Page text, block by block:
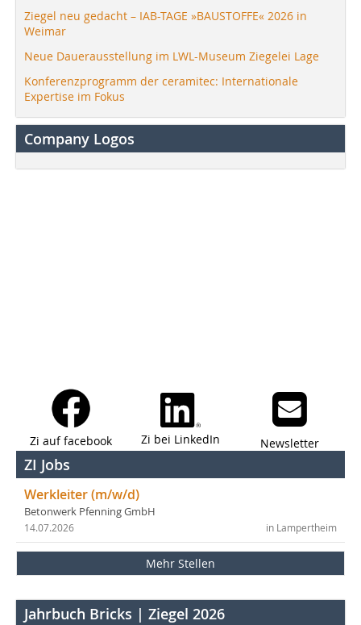
Ziegel neu gedacht – IAB-TAGE »BAUSTOFFE« 2026 in
Weimar
Neue Dauerausstellung im LWL-Museum Ziegelei Lage
Konferenzprogramm der ceramitec: Internationale
Expertise im Fokus
Company Logos
Zi auf facebook Zi bei LinkedIn Newsletter
ZI Jobs
Werkleiter (m/w/d)
Betonwerk Pfenning GmbH
in Lampertheim
14.07.2026
Mehr Stellen
Jahrbuch Bricks | Ziegel 2026